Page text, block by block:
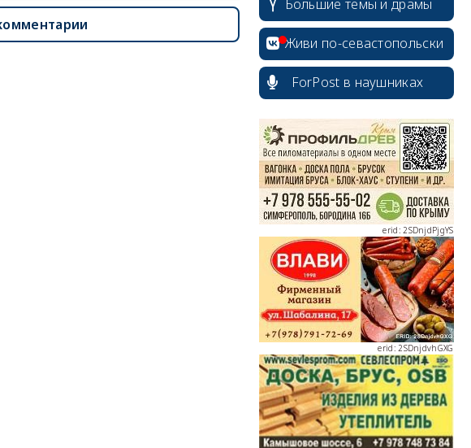
Большие темы и драмы
Живи по-севастопольски
ForPost в наушниках
erid: 2SDnjdPjgYS
erid: 2SDnjdvhGXG